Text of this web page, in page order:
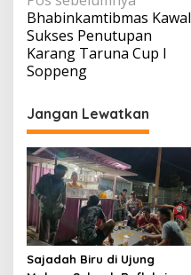
pos
Bhabinkamtibmas Kawal
Sukses Penutupan
Karang Taruna Cup I
Soppeng
Jangan Lewatkan
Sajadah Biru di Ujung